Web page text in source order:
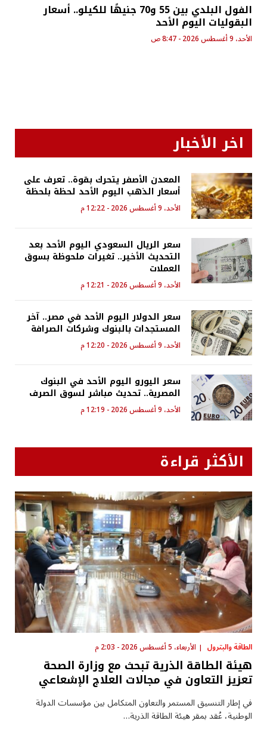
الفول البلدي بين 55 و70 جنيهًا للكيلو.. أسعار
البقوليات اليوم الأحد
الأحد، 9 أغسطس 2026 - 8:47 ص
اخر الأخبار
المعدن الأصفر يتحرك بقوة.. تعرف على
أسعار الذهب اليوم الأحد لحظة بلحظة
الأحد، 9 أغسطس 2026 - 12:22 م
سعر الريال السعودي اليوم الأحد بعد
التحديث الأخير.. تغيرات ملحوظة بسوق
العملات
الأحد، 9 أغسطس 2026 - 12:21 م
سعر الدولار اليوم الأحد في مصر.. آخر
المستجدات بالبنوك وشركات الصرافة
الأحد، 9 أغسطس 2026 - 12:20 م
سعر اليورو اليوم الأحد في البنوك
المصرية.. تحديث مباشر لسوق الصرف
الأحد، 9 أغسطس 2026 - 12:19 م
الأكثر قراءة
الطاقة والبترول الأربعاء، 5 أغسطس 2026 - 2:03 م
هيئة الطاقة الذرية تبحث مع وزارة الصحة
تعزيز التعاون في مجالات العلاج الإشعاعي
في إطار التنسيق المستمر والتعاون المتكامل بين مؤسسات الدولة
الوطنية، عُقد بمقر هيئة الطاقة الذرية…